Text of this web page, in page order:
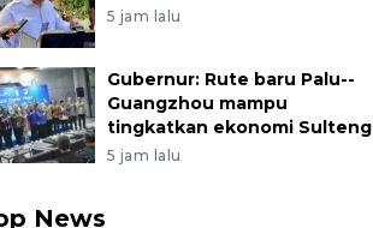
5 jam lalu
Gubernur: Rute baru Palu--
Guangzhou mampu
tingkatkan ekonomi Sulteng
5 jam lalu
News